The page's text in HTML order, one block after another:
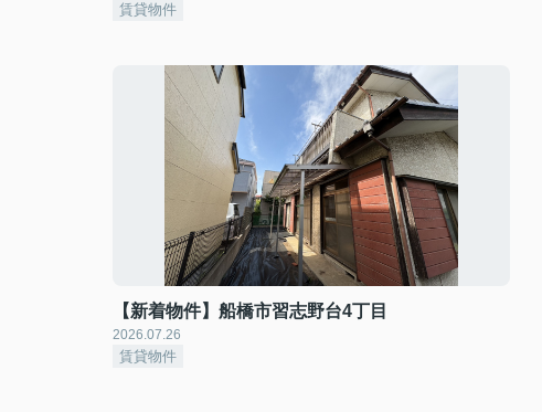
賃貸物件
【新着物件】船橋市習志野台4丁目
2026.07.26
賃貸物件